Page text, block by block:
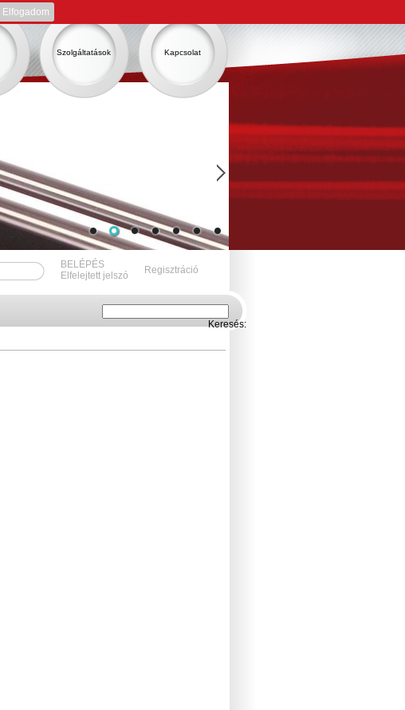
Elfogadom
Szolgáltatások Kapcsolat
BELÉPÉS
Elfelejtett jelszó
Regisztráció
Keresés: